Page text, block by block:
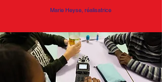
Marie Heyse, réalisatrice